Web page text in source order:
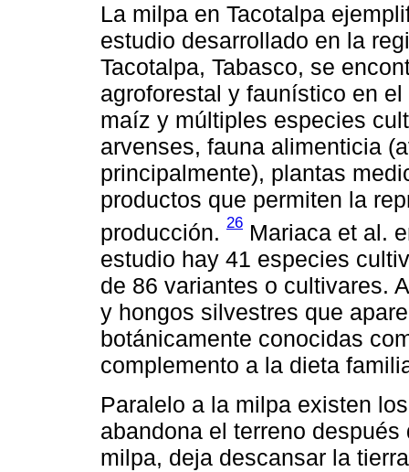
La milpa en Tacotalpa
estudio desarrollado en la
Tacotalpa, Tabasco, se
agroforestal y faunístico en
maíz y múltiples especies
arvenses, fauna alimenticia
principalmente), plantas
productos que permiten la
producción. 26 Mariaca et al.
estudio hay 41 especies
de 86 variantes o cultivares.
y hongos silvestres que
botánicamente conocidas
complemento a la dieta
Paralelo a la milpa existen
abandona el terreno
milpa, deja descansar la